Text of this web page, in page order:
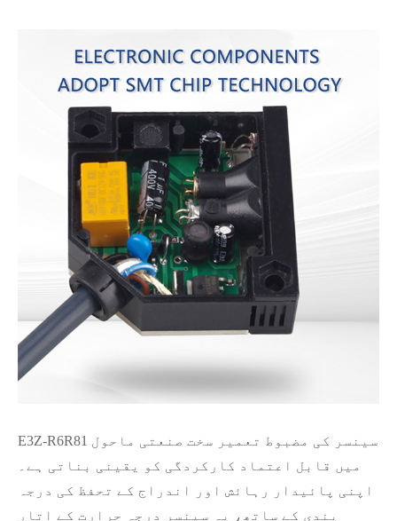
E3Z-R6R81 سینسر کی مضبوط تعمیر سخت صنعتی ماحول
میں قابل اعتماد کارکردگی کو یقینی بناتی ہے۔
اپنی پائیدار رہائش اور اندراج کے تحفظ کی درجہ
بندی کے ساتھ، یہ سینسر درجہ حرارت کے اتار